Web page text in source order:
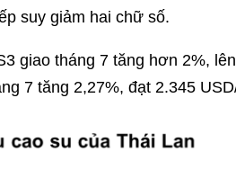
suy giảm hai chữ số.
giao tháng 7 tăng hơn 2%,
7 tăng 2,27%, đạt 2.345